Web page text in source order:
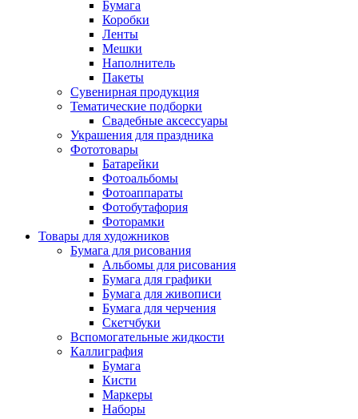
Бумага
Коробки
Ленты
Мешки
Наполнитель
Пакеты
Сувенирная продукция
Тематические подборки
Свадебные аксессуары
Украшения для праздника
Фототовары
Батарейки
Фотоальбомы
Фотоаппараты
Фотобутафория
Фоторамки
Товары для художников
Бумага для рисования
Альбомы для рисования
Бумага для графики
Бумага для живописи
Бумага для черчения
Скетчбуки
Вспомогательные жидкости
Каллиграфия
Бумага
Кисти
Маркеры
Наборы